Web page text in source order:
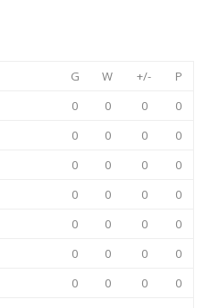
G W +/-
P
0 0 0
0
0 0 0
0
0 0 0
0
0 0 0
0
0 0 0
0
0 0 0
0
0 0 0
0